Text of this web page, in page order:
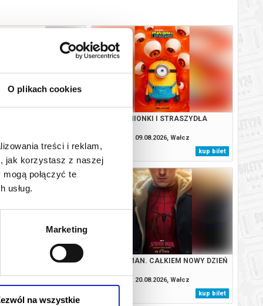
O plikach cookies
treści i reklam,
jak korzystasz z naszej
połączyć te
usług.
Marketing
na wszystkie
kup bilet
MINIONKI I STRASZYDŁA
09.08.2026, Wałcz
kup bilet
ZWIERZAKÓW SPIDER-MAN. CAŁKIEM NOWY DZIEŃ
20.08.2026, Wałcz
kup bilet